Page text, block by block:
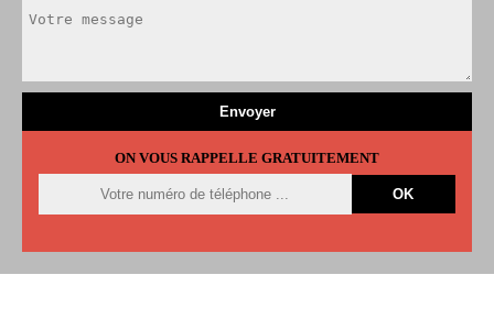
ON VOUS RAPPELLE GRATUITEMENT